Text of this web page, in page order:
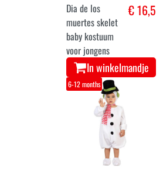
Dia de los
muertes skelet
baby kostuum
voor jongens
€ 16,5
In winkelmandje
6-12 months